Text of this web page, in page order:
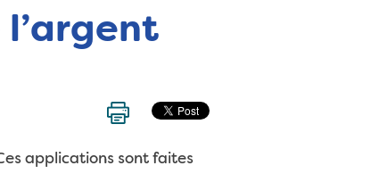
applications sont faites